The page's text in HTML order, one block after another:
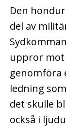
Den
del av
uppror mot
genomföra
ledning
det skulle
också i